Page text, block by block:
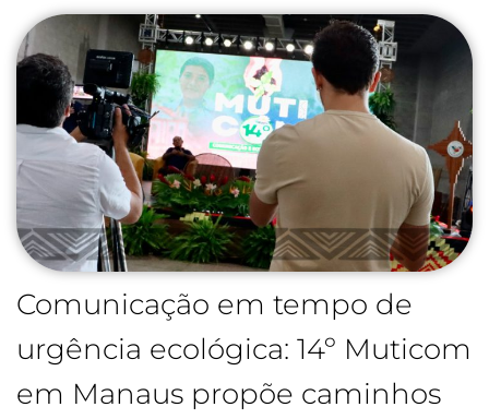
Comunicação em tempo de
urgência ecológica: 14º Muticom
em Manaus propõe caminhos